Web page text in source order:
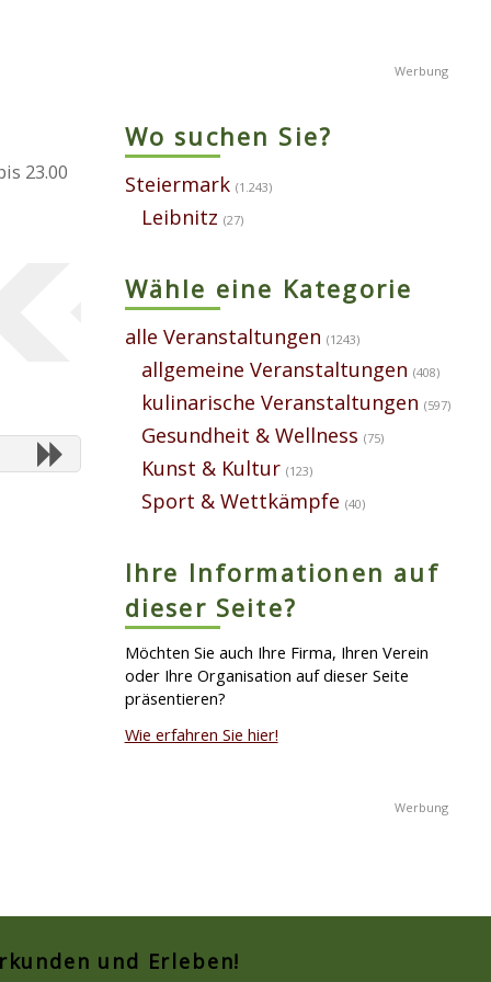
23.00
Wo suchen Sie?
Steiermark (1.243)
Leibnitz (27)
Wähle eine Kategorie
alle Veranstaltungen (1243)
allgemeine Veranstaltungen (408)
kulinarische Veranstaltungen (597)
Gesundheit & Wellness (75)
Kunst & Kultur (123)
Sport & Wettkämpfe (40)
Ihre Informationen auf
dieser Seite?
Möchten Sie auch Ihre Firma, Ihren Verein
oder Ihre Organisation auf dieser Seite
präsentieren?
Wie erfahren Sie hier!
und Erleben!